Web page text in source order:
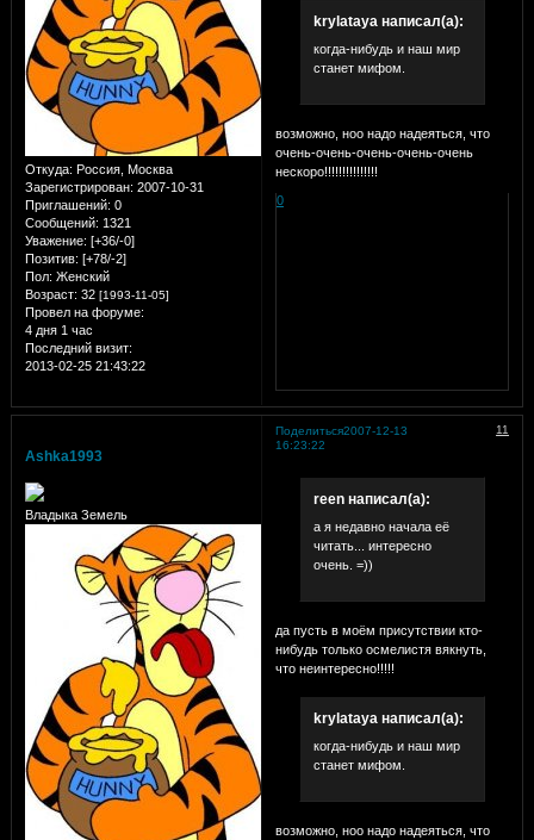
Откуда: Россия, Москва
Зарегистрирован: 2007-10-31
Приглашений: 0
Сообщений: 1321
Уважение: [+36/-0]
Позитив: [+78/-2]
Пол: Женский
Возраст: 32 [1993-11-05]
Провел на форуме:
4 дня 1 час
Последний визит:
2013-02-25 21:43:22
krylataya написал(а):
когда-нибудь и наш мир
станет мифом.
возможно, ноо надо надеяться, что
очень-очень-очень-очень-очень
нескоро!!!!!!!!!!!!!!!
0
Поделиться 11
2007-12-13
16:23:22
Ashka1993
Владыка Земель
reen написал(а):
а я недавно начала её
читать... интересно
очень. =))
да пусть в моём присутствии кто-
нибудь только осмелистя вякнуть,
что неинтересно!!!!!
krylataya написал(а):
когда-нибудь и наш мир
станет мифом.
возможно, ноо надо надеяться, что